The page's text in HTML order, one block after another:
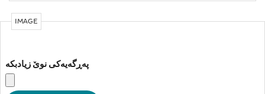
IMAGE
پەڕگەیەکی نوێ زیادبکە